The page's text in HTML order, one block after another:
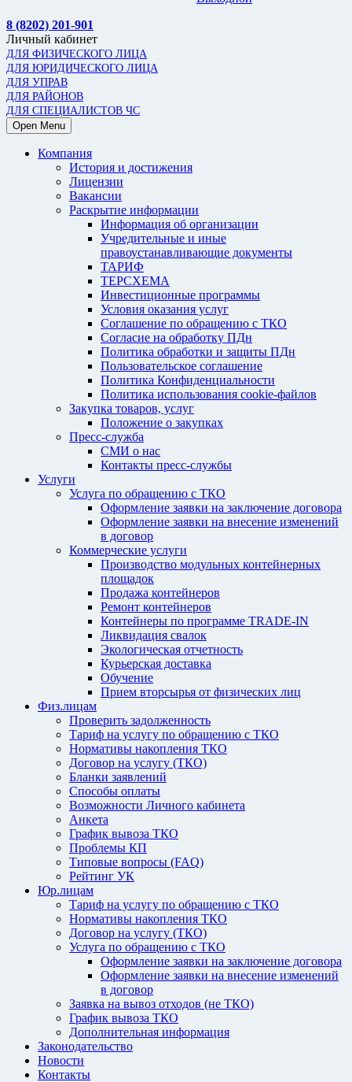
8 (8202) 201-901
Личный кабинет
ДЛЯ ФИЗИЧЕСКОГО ЛИЦА
ДЛЯ ЮРИДИЧЕСКОГО ЛИЦА
ДЛЯ УПРАВ
ДЛЯ РАЙОНОВ
ДЛЯ СПЕЦИАЛИСТОВ ЧС
Open Menu
Компания
История и достижения
Лицензии
Вакансии
Раскрытие информации
Информация об организации
Учредительные и иные
правоустанавливающие документы
ТАРИФ
ТЕРСХЕМА
Инвестиционные программы
Условия оказания услуг
Соглашение по обращению с ТКО
Согласие на обработку ПДн
Политика обработки и защиты ПДн
Пользовательское соглашение
Политика Конфиденциальности
Политика использования cookie-файлов
Закупка товаров, услуг
Положение о закупках
Пресс-служба
СМИ о нас
Контакты пресс-службы
Услуги
Услуга по обращению с ТКО
Оформление заявки на заключение договора
Оформление заявки на внесение изменений
в договор
Коммерческие услуги
Производство модульных контейнерных
площадок
Продажа контейнеров
Ремонт контейнеров
Контейнеры по программе TRADE-IN
Ликвидация свалок
Экологическая отчетность
Курьерская доставка
Обучение
Прием вторсырья от физических лиц
Физ.лицам
Проверить задолженность
Тариф на услугу по обращению с ТКО
Нормативы накопления ТКО
Договор на услугу (ТКО)
Бланки заявлений
Способы оплаты
Возможности Личного кабинета
Анкета
График вывоза ТКО
Проблемы КП
Типовые вопросы (FAQ)
Рейтинг УК
Юр.лицам
Тариф на услугу по обращению с ТКО
Нормативы накопления ТКО
Договор на услугу (ТКО)
Услуга по обращению с ТКО
Оформление заявки на заключение договора
Оформление заявки на внесение изменений
в договор
Заявка на вывоз отходов (не ТКО)
График вывоза ТКО
Дополнительная информация
Законодательство
Новости
Контакты